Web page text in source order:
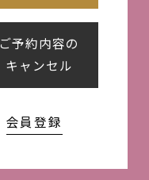
ご予約内容の
キャンセル
会員登録